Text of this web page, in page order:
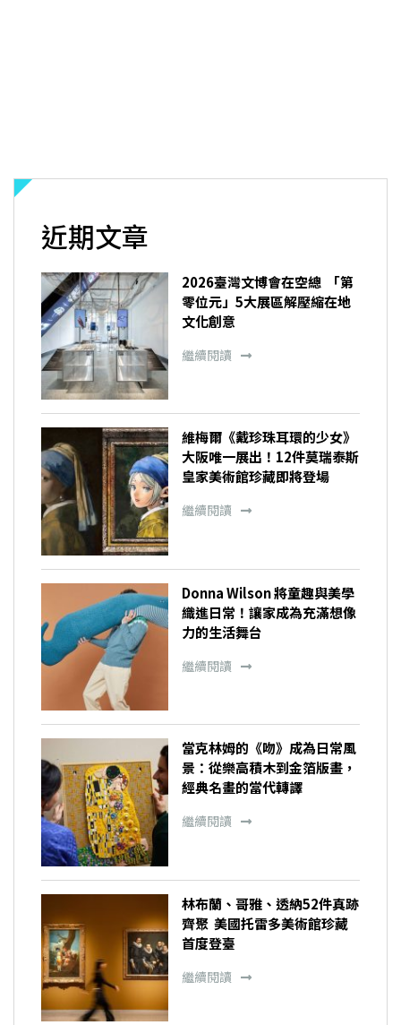
近期文章
2026臺灣文博會在空總 「第
零位元」5大展區解壓縮在地
文化創意
繼續閱讀
維梅爾《戴珍珠耳環的少女》
大阪唯一展出！12件莫瑞泰斯
皇家美術館珍藏即將登場
繼續閱讀
Donna Wilson 將童趣與美學
織進日常！讓家成為充滿想像
力的生活舞台
繼續閱讀
當克林姆的《吻》成為日常風
景：從樂高積木到金箔版畫，
經典名畫的當代轉譯
繼續閱讀
林布蘭、哥雅、透納52件真跡
齊聚 美國托雷多美術館珍藏
首度登臺
繼續閱讀